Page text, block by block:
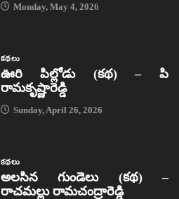
Monday, May 4, 2026
కథలు
ఊరి పిల్లోడు (కథ) – పి
రామకృష్ణారెడ్డి
Sunday, April 26, 2026
కథలు
అలసిన గుండెలు (కథ) –
రాచమల్లు రామచంద్రారెడ్డి